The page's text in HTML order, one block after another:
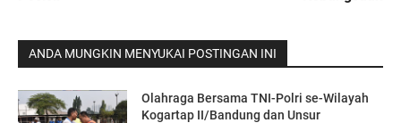
ANDA MUNGKIN MENYUKAI POSTINGAN INI
Olahraga Bersama TNI-Polri se-Wilayah
Kogartap II/Bandung dan Unsur